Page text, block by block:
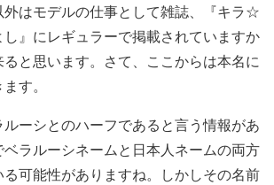
外はモデルの仕事として雑誌、『キラ☆
し』にレギュラーで掲載されていますか
と思います。さて、ここからは本名に
す。
ーシとのハーフであると言う情報があ
ベラルーシネームと日本人ネームの両方
可能性がありますね。しかしその名前